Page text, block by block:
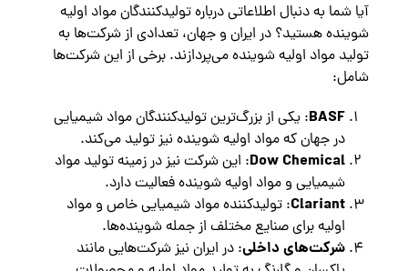
آیا شما به دنبال اطلاعاتی درباره تولیدکنندگان مواد اولیه
شوینده هستید؟ در ایران و جهان، تعدادی از شرکت‌ها به
تولید مواد اولیه شوینده می‌پردازند. برخی از این شرکت‌ها
شامل:
BASF: یکی از بزرگ‌ترین تولیدکنندگان مواد شیمیایی
در جهان که مواد اولیه شوینده نیز تولید می‌کند.
Dow Chemical: این شرکت نیز در زمینه تولید مواد
شیمیایی و مواد اولیه شوینده فعالیت دارد.
Clariant: تولیدکننده مواد شیمیایی خاص و مواد
اولیه برای صنایع مختلف از جمله شوینده‌ها.
شرکت‌های داخلی: در ایران نیز شرکت‌هایی مانند